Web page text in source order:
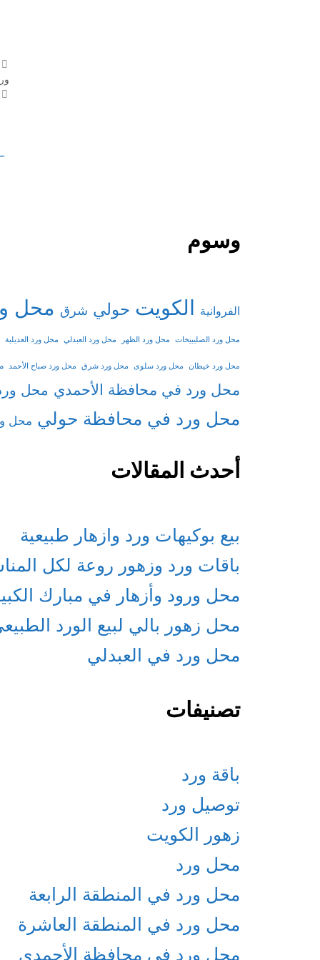
وسوم
الفروانية الكويت حولي شرق محل
محل ورد الصليبيخات محل ورد الظهر محل ورد العبدلي محل ورد العديلية
محل ورد خيطان محل ورد سلوى محل ورد شرق محل ورد صباح الأحمد
محل ورد في محافظة الأحمدي محل
محل ورد في محافظة حولي محل
أحدث المقالات
بيع بوكيهات ورد وازهار طبيعية
باقات ورد وزهور روعة لكل
محل ورود وأزهار في مبارك
محل زهور بالي لبيع الورد
محل ورد في العبدلي
تصنيفات
باقة ورد
توصيل ورد
زهور الكويت
محل ورد
محل ورد في المنطقة الرابعة
محل ورد في المنطقة العاشرة
محل ورد في محافظة الأحمدي